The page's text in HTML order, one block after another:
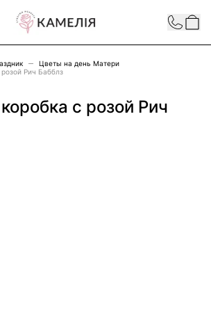
Contact
Цветы на день Матери
Рич Бабблз
с розой Рич